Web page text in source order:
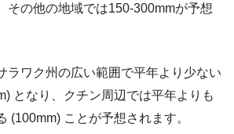
その他の地域では150-300mmが予想
ラワク州の広い範囲で平年より少ない
となり、クチン周辺では平年よりも
(100mm) ことが予想されます。